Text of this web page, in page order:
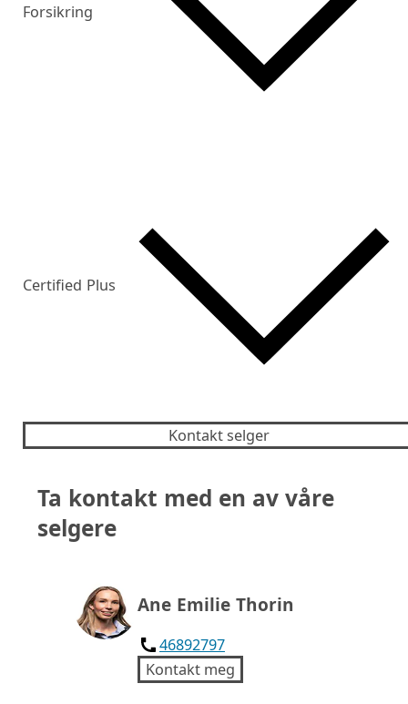
Forsikring
Certified Plus
Kontakt selger
Ta kontakt med en av våre
selgere
Ane Emilie Thorin
46892797
Kontakt meg